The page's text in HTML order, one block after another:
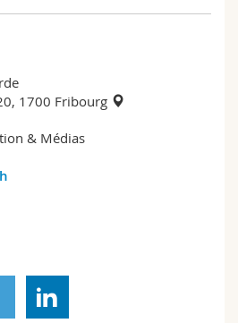
1700 Fribourg
& Médias